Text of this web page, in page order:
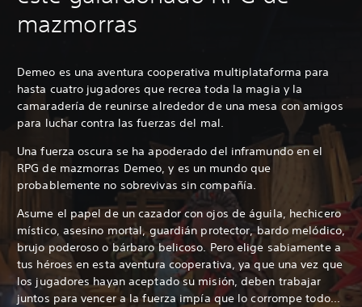
mazmorras
Demeo es una aventura cooperativa multiplataforma para
hasta cuatro jugadores que recrea toda la magia y la
camaradería de reunirse alrededor de una mesa con amigos
para luchar contra las fuerzas del mal.
Una fuerza oscura se ha apoderado del inframundo en el
RPG de mazmorras Demeo, y es un mundo que
probablemente no sobrevivas sin compañía.
Asume el papel de un cazador con ojos de águila, hechicero
místico, asesino mortal, guardián protector, bardo melódico,
brujo poderoso o bárbaro belicoso. Pero elige sabiamente a
tus héroes en esta aventura cooperativa, ya que una vez que
los jugadores hayan aceptado su misión, deben trabajar
juntos para vencer a la fuerza impía que lo corrompe todo...